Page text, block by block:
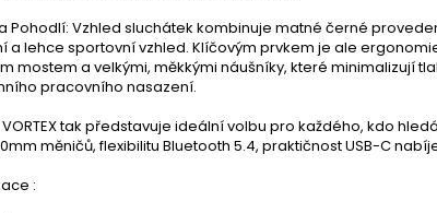
Pohodlí: Vzhled sluchátek kombinuje matné černé
a lehce sportovní vzhled. Klíčovým prvkem je ale
mostem a velkými, měkkými náušníky, které minimalizují
pracovního nasazení.
tak představuje ideální volbu pro každého, kdo
měničů, flexibilitu Bluetooth 5.4, praktičnost USB-C
: